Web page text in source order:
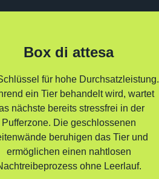
Box di attesa
für hohe Durchsatzleistung.
ein Tier behandelt wird, wartet
nächste bereits stressfrei in der
Pufferzone. Die geschlossenen
beruhigen das Tier und
ermöglichen einen nahtlosen
ohne Leerlauf.